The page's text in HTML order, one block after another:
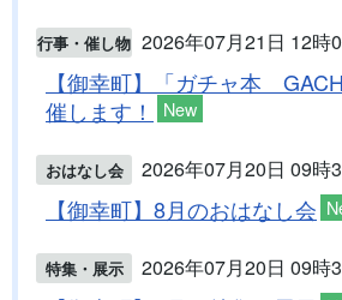
行事・催し物 2026年07月21日 12時
【御幸町】「ガチャ本
催します！
New
おはなし会 2026年07月20日 09時
【御幸町】8月のおはなし会
特集・展示 2026年07月20日 09時